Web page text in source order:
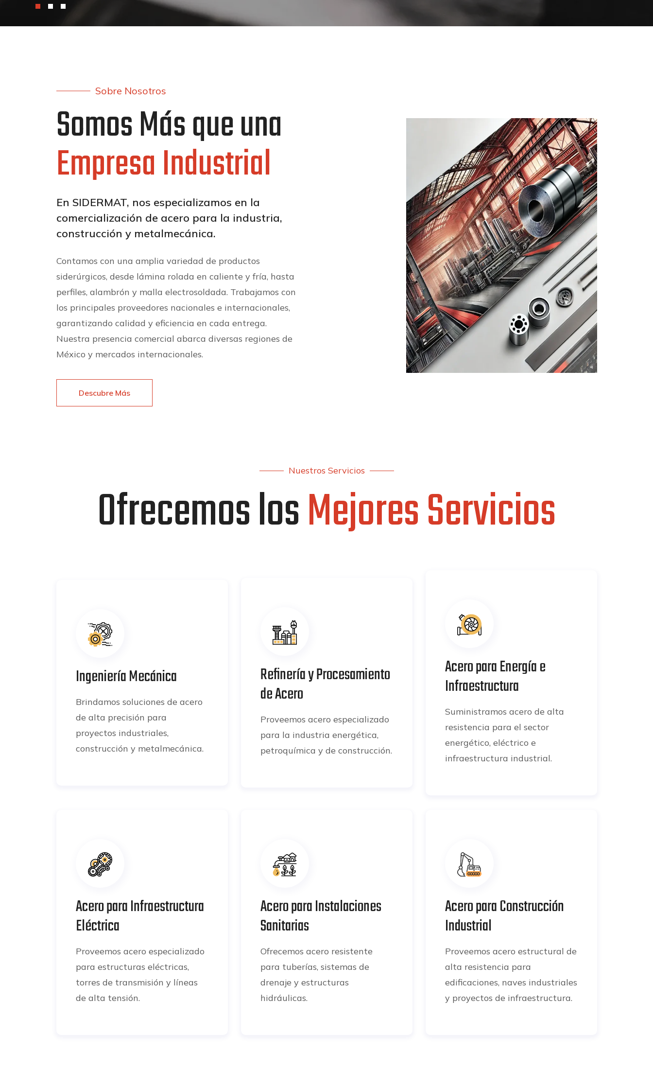
Sobre Nosotros
Somos Más que una
Empresa Industrial
En SIDERMAT, nos especializamos en la
comercialización de acero para la industria,
construcción y metalmecánica.
Contamos con una amplia variedad de productos
siderúrgicos, desde lámina rolada en caliente y fría, hasta
perfiles, alambrón y malla electrosoldada. Trabajamos con
los principales proveedores nacionales e internacionales,
garantizando calidad y eficiencia en cada entrega.
Nuestra presencia comercial abarca diversas regiones de
México y mercados internacionales.
Descubre Más
Nuestros Servicios
Ofrecemos losMejores Servicios
Ingeniería Mecánica
Brindamos soluciones de acero
de alta precisión para
proyectos industriales,
construcción y metalmecánica.
Refinería y Procesamiento
de Acero
Proveemos acero especializado
para la industria energética,
petroquímica y de construcción.
Acero para Energía e
Infraestructura
Suministramos acero de alta
resistencia para el sector
energético, eléctrico e
infraestructura industrial.
Acero para Infraestructura
Eléctrica
Proveemos acero especializado
para estructuras eléctricas,
torres de transmisión y líneas
de alta tensión.
Acero para Instalaciones
Sanitarias
Ofrecemos acero resistente
para tuberías, sistemas de
drenaje y estructuras
hidráulicas.
Acero para Construcción
Industrial
Proveemos acero estructural de
alta resistencia para
edificaciones, naves industriales
y proyectos de infraestructura.